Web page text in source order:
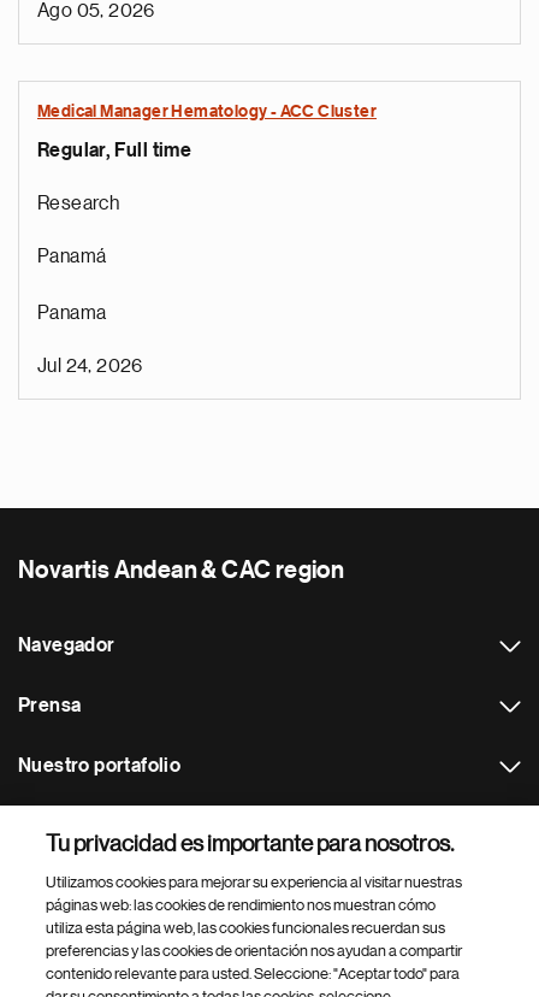
Ago 05, 2026
Medical Manager Hematology - ACC Cluster
Regular, Full time
Research
Panamá
Panama
Jul 24, 2026
Novartis Andean & CAC region
Navegador
Prensa
Nuestro portafolio
Footer Site Search
Tu privacidad es importante para nosotros.
Utilizamos cookies para mejorar su experiencia al visitar nuestras
páginas web: las cookies de rendimiento nos muestran cómo
utiliza esta página web, las cookies funcionales recuerdan sus
preferencias y las cookies de orientación nos ayudan a compartir
contenido relevante para usted. Seleccione: "Aceptar todo" para